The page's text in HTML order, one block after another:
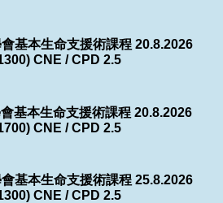
基本生命支援術課程 20.8.2026
CNE / CPD 2.5
基本生命支援術課程 20.8.2026
CNE / CPD 2.5
基本生命支援術課程 25.8.2026
CNE / CPD 2.5